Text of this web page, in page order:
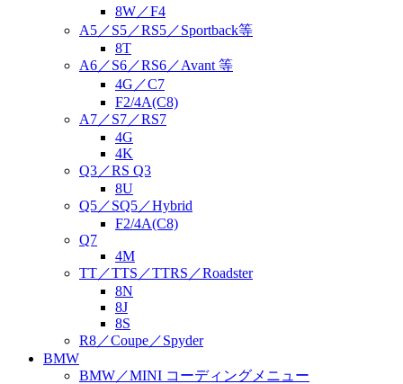
8W／F4
A5／S5／RS5／Sportback等
8T
A6／S6／RS6／Avant 等
4G／C7
F2/4A(C8)
A7／S7／RS7
4G
4K
Q3／RS Q3
8U
Q5／SQ5／Hybrid
F2/4A(C8)
Q7
4M
TT／TTS／TTRS／Roadster
8N
8J
8S
R8／Coupe／Spyder
BMW
BMW／MINI コーディングメニュー